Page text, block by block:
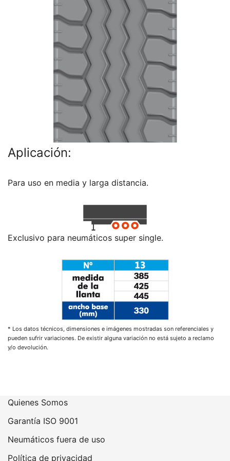
Aplicación:
Para uso en media y larga distancia.
Exclusivo para neumáticos super single.
* Los datos técnicos, dimensiones e imágenes mostradas son referenciales y
pueden sufrir variaciones. De existir alguna variación no está sujeto a reclamo
y/o devolución.
Quienes Somos
Garantía ISO 9001
Neumáticos fuera de uso
Política de privacidad